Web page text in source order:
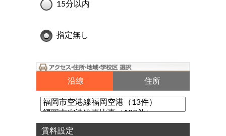
15分以内
指定無し
沿線 住所
賃料設定